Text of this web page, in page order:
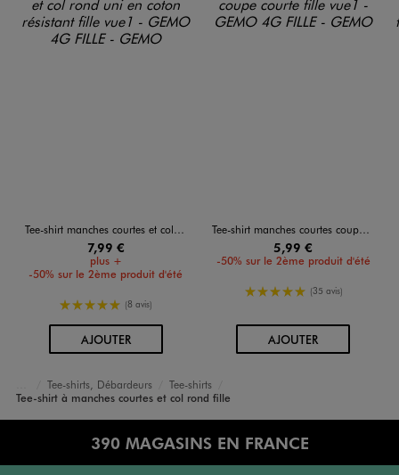
Tee-shirt manches courtes et col rond uni en coton résistant fille
7,99 €
plus +
-50% sur le 2ème produit d'été
5/5 de moyenne
(8 avis)
AJOUTERAU PANIER
Tee-shirt manches courtes coupe courte fille
5,99 €
-50% sur le 2ème produit d'été
5/5 de moyenne
(35 avis)
AJOUTERAU PANIER
Accueil
Fille
Vêtements
Tee-shirts, Débardeurs
Tee-shirts
Tee-shirt à manches courtes et col rond fille
390 MAGASINS EN FRANCE